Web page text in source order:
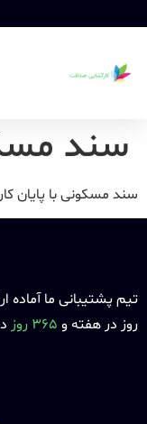
سند
سند مسکونی با پایان
تیم پشتیبانی ما آماده
روز در هفته و 365 روز